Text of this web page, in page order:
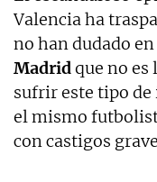
Valencia ha
no han dudado
Madridque no es
sufrir este tipo de
el mismo
con castigos